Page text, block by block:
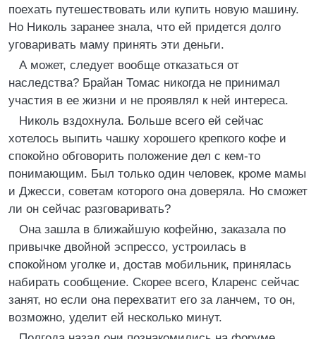
поехать путешествовать или купить новую машину.
Но Николь заранее знала, что ей придется долго
уговаривать маму принять эти деньги.
А может, следует вообще отказаться от
наследства? Брайан Томас никогда не принимал
участия в ее жизни и не проявлял к ней интереса.
Николь вздохнула. Больше всего ей сейчас
хотелось выпить чашку хорошего крепкого кофе и
спокойно обговорить положение дел с кем-то
понимающим. Был только один человек, кроме мамы
и Джесси, советам которого она доверяла. Но сможет
ли он сейчас разговаривать?
Она зашла в ближайшую кофейню, заказала по
привычке двойной эспрессо, устроилась в
спокойном уголке и, достав мобильник, принялась
набирать сообщение. Скорее всего, Кларенс сейчас
занят, но если она перехватит его за ланчем, то он,
возможно, уделит ей несколько минут.